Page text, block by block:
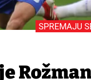
SPREMAJU